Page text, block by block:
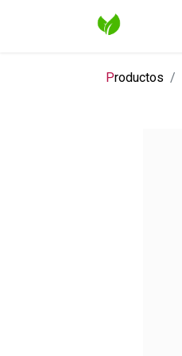
Productos